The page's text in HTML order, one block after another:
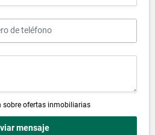
sobre ofertas inmobiliarias
mensaje